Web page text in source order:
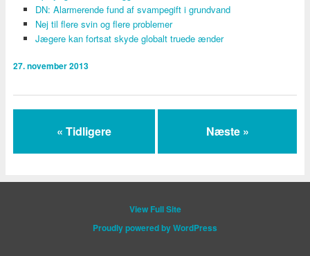
DN: Alarmerende fund af svampegift i grundvand
Nej til flere svin og flere problemer
Jægere kan fortsat skyde globalt truede ænder
27. november 2013
« Tidligere Næste »
View Full Site
Proudly powered by WordPress